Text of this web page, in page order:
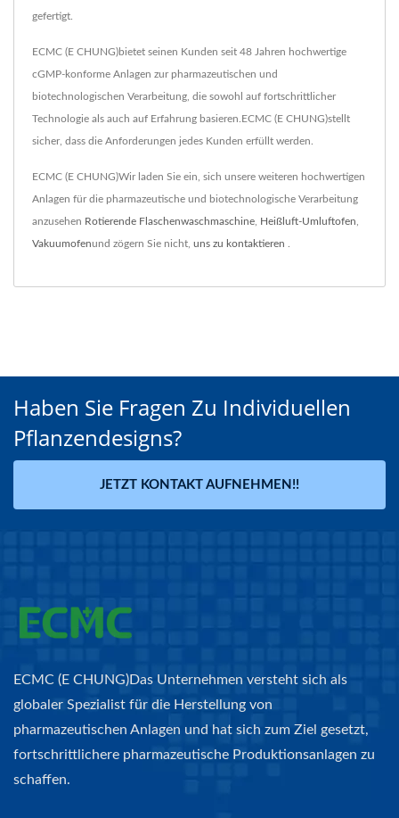
gefertigt.
ECMC (E CHUNG)bietet seinen Kunden seit 48 Jahren hochwertige
cGMP-konforme Anlagen zur pharmazeutischen und
biotechnologischen Verarbeitung, die sowohl auf fortschrittlicher
Technologie als auch auf Erfahrung basieren.ECMC (E CHUNG)stellt
sicher, dass die Anforderungen jedes Kunden erfüllt werden.
ECMC (E CHUNG)Wir laden Sie ein, sich unsere weiteren hochwertigen
Anlagen für die pharmazeutische und biotechnologische Verarbeitung
anzusehen Rotierende Flaschenwaschmaschine Heißluft-Umluftofen
Vakuumofenund zögern Sie nicht, uns zu kontaktieren
Haben Sie Fragen Zu Individuellen
Pflanzendesigns?
JETZT KONTAKT AUFNEHMEN!!
ECMC (E CHUNG)Das Unternehmen versteht sich als
globaler Spezialist für die Herstellung von
pharmazeutischen Anlagen und hat sich zum Ziel gesetzt,
fortschrittlichere pharmazeutische Produktionsanlagen zu
schaffen.